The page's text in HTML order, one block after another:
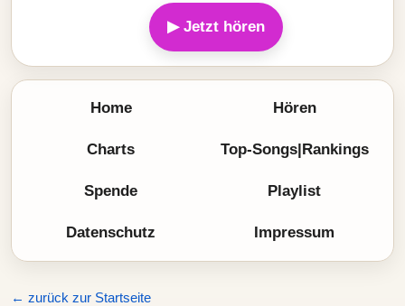
▶ Jetzt hören
Home Hören
Charts Top-Songs|Rankings
Spende Playlist
Datenschutz Impressum
← zurück zur Startseite